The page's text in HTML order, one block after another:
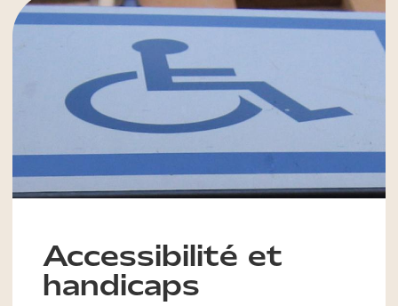
Accessibilité et
handicaps